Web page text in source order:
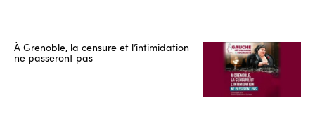
À Grenoble, la censure et l’intimidation
ne passeront pas